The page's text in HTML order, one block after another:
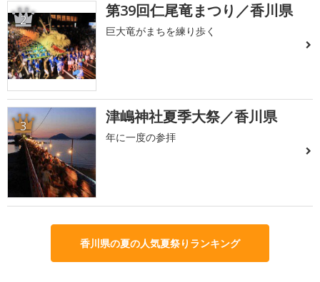
2 第39回仁尾竜まつり／香川県
巨大竜がまちを練り歩く
3 津嶋神社夏季大祭／香川県
年に一度の参拝
香川県の夏の人気夏祭りランキング